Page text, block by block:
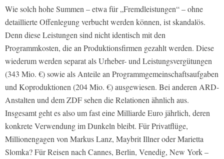
Wie solch hohe Summen – etwa für „Fremdleistungen“ – ohne
detaillierte Offenlegung verbucht werden können, ist skandalös.
Denn diese Leistungen sind nicht identisch mit den
Programmkosten, die an Produktionsfirmen gezahlt werden. Diese
wiederum werden separat als Urheber- und Leistungsvergütungen
(343 Mio. €) sowie als Anteile an Programmgemeinschaftsaufgaben
und Koproduktionen (204 Mio. €) ausgewiesen. Bei anderen ARD-
Anstalten und dem ZDF sehen die Relationen ähnlich aus.
Insgesamt geht es also um fast eine Milliarde Euro jährlich, deren
konkrete Verwendung im Dunkeln bleibt. Für Privatflüge,
Millionengagen von Markus Lanz, Maybrit Illner oder Marietta
Slomka? Für Reisen nach Cannes, Berlin, Venedig, New York –